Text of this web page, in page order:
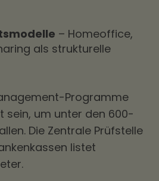
– Homeoffice,
als strukturelle
Programme
sein, um unter den 600-
Die Zentrale Prüfstelle
listet